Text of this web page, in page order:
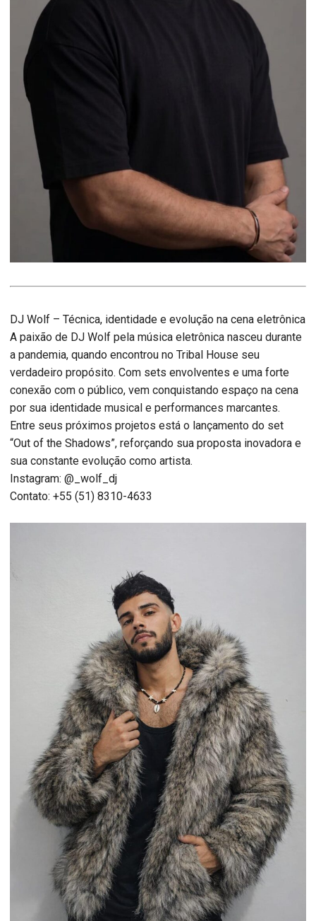
DJ Wolf – Técnica, identidade e evolução na cena eletrônica
A paixão de DJ Wolf pela música eletrônica nasceu durante
a pandemia, quando encontrou no Tribal House seu
verdadeiro propósito. Com sets envolventes e uma forte
conexão com o público, vem conquistando espaço na cena
por sua identidade musical e performances marcantes.
Entre seus próximos projetos está o lançamento do set
“Out of the Shadows”, reforçando sua proposta inovadora e
sua constante evolução como artista.
Instagram: @_wolf_dj
Contato: +55 (51) 8310-4633